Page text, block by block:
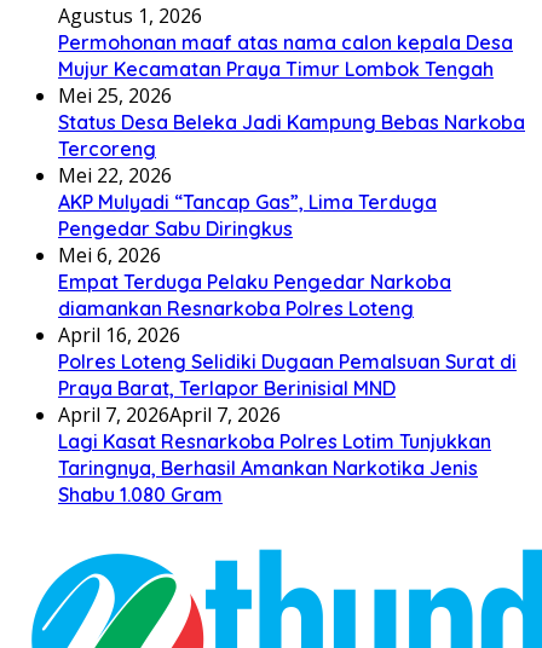
Agustus 1, 2026
Permohonan maaf atas nama calon kepala Desa
Mujur Kecamatan Praya Timur Lombok Tengah
Mei 25, 2026
Status Desa Beleka Jadi ‎Kampung Bebas Narkoba
Tercoreng
Mei 22, 2026
AKP Mulyadi “Tancap Gas”, Lima Terduga
Pengedar Sabu Diringkus
Mei 6, 2026
Empat Terduga Pelaku Pengedar Narkoba
diamankan Resnarkoba Polres Loteng
April 16, 2026
Polres Loteng Selidiki Dugaan Pemalsuan Surat di
Praya Barat, Terlapor Berinisial MND
April 7, 2026April 7, 2026
Lagi Kasat Resnarkoba Polres Lotim Tunjukkan
Taringnya, Berhasil Amankan Narkotika Jenis
Shabu 1.080 Gram